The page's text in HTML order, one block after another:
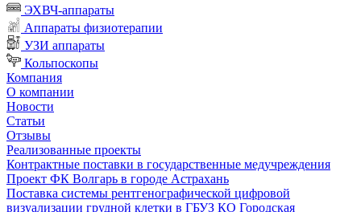
ЭХВЧ-аппараты
Аппараты физиотерапии
УЗИ аппараты
Кольпоскопы
Компания
О компании
Новости
Статьи
Отзывы
Реализованные проекты
Контрактные поставки в государственные медучреждения
Проект ФК Волгарь в городе Астрахань
Поставка системы рентгенографической цифровой
визуализации грудной клетки в ГБУЗ КО Городская